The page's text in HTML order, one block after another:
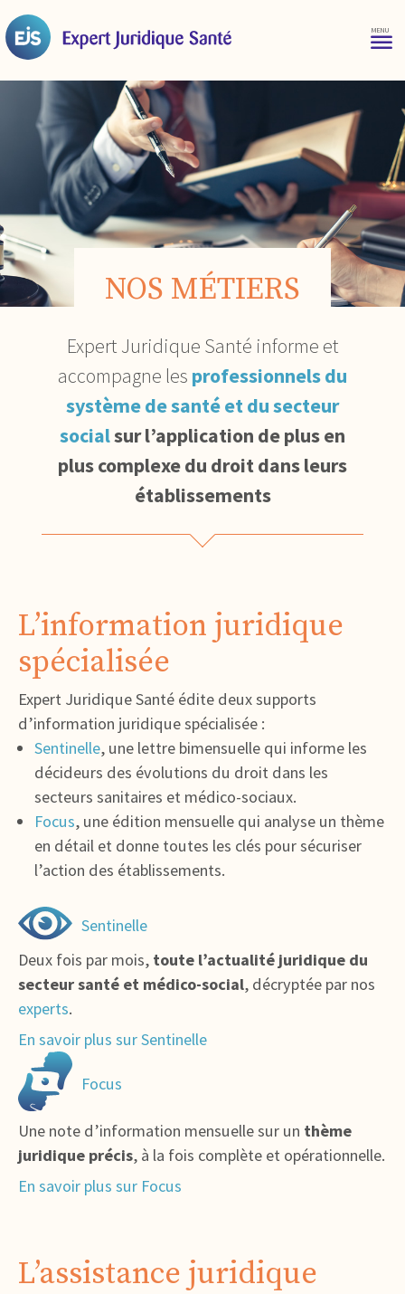
NOS MÉTIERS
Expert Juridique Santé informe et
accompagne les professionnels du
système de santé et du secteur
socialsur l’application de plus en
plus complexe du droit dans leurs
établissements
L’information juridique
spécialisée
Expert Juridique Santé édite deux supports
d’information juridique spécialisée :
Sentinelle, une lettre bimensuelle qui informe les
décideurs des évolutions du droit dans les
secteurs sanitaires et médico-sociaux.
Focus, une édition mensuelle qui analyse un thème
en détail et donne toutes les clés pour sécuriser
l’action des établissements.
Sentinelle
Deux fois par mois, toute l’actualité juridique du
secteur santé et médico-social, décryptée par nos
experts.
En savoir plus sur Sentinelle
Focus
Une note d’information mensuelle sur un thème
juridique précis, à la fois complète et opérationnelle.
En savoir plus sur Focus
L’assistance juridique